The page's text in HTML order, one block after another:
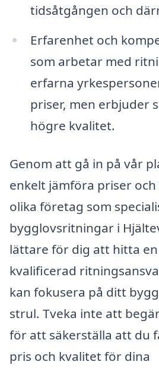
tidsåtgången och
Erfarenhet och
som arbetar med
erfarna
priser, men erbjuder
högre kvalitet.
Genom att gå in på vår
enkelt jämföra priser
olika företag som
bygglovsritningar i
lättare för dig att hitta
kvalificerad
kan fokusera på ditt
strul. Tveka inte att
för att säkerställa att du
pris och kvalitet för dina